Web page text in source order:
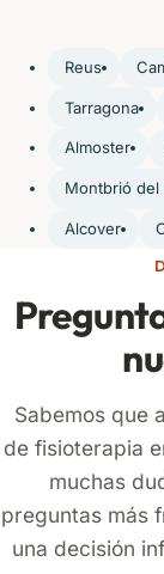
Reus
Tarragona
Almoster
Montbrió del
Alcover
Sabemos que
de fisioterapia
muchas
preguntas más
una decisión